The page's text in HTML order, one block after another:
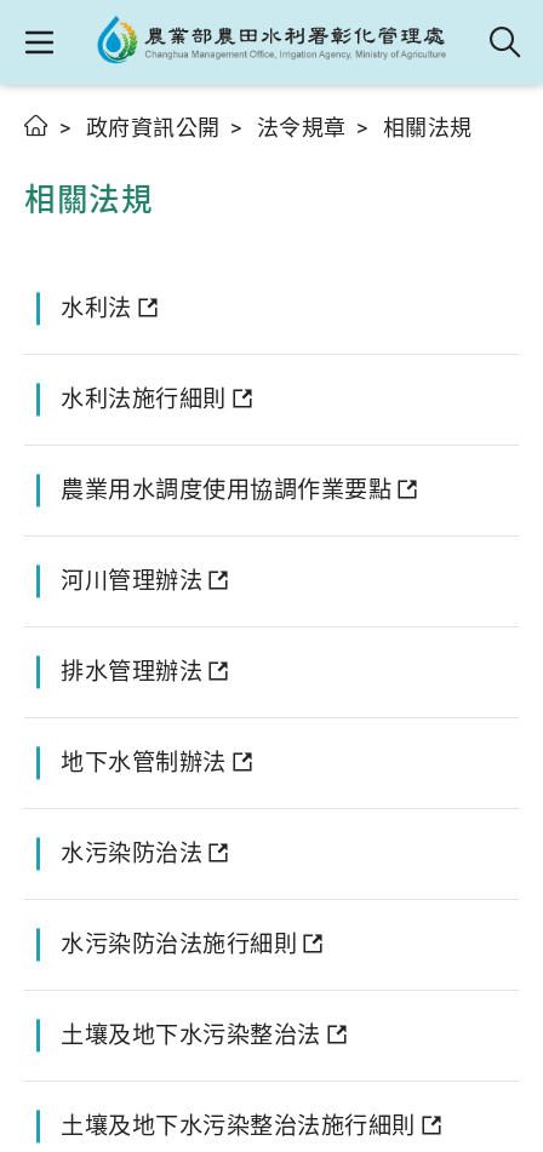
政府資訊公開 法令規章 相關法規
相關法規
水利法
水利法施行細則
農業用水調度使用協調作業要點
河川管理辦法
排水管理辦法
地下水管制辦法
水污染防治法
水污染防治法施行細則
土壤及地下水污染整治法
土壤及地下水污染整治法施行細則